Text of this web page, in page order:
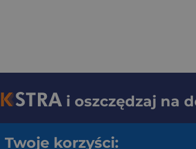
i oszczędzaj na
Twoje korzyści: